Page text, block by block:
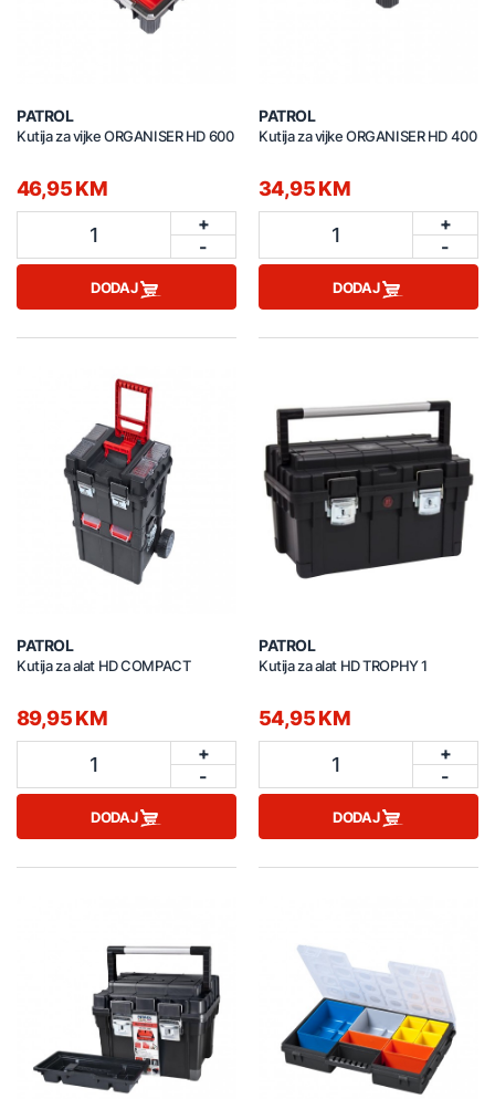
PATROL
Kutija za vijke ORGANISER HD 600
46,95 KM
1
+
-
DODAJ
PATROL
Kutija za vijke ORGANISER HD 400
34,95 KM
1
+
-
DODAJ
PATROL
Kutija za alat HD COMPACT
89,95 KM
1
+
-
DODAJ
PATROL
Kutija za alat HD TROPHY 1
54,95 KM
1
+
-
DODAJ